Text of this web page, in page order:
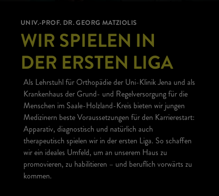
UNIV.-PROF. DR. GEORG MATZIOLIS
WIR SPIELEN IN
DER ERSTEN LIGA
Als Lehrstuhl für Orthopädie der Uni-Klinik Jena und als
Krankenhaus der Grund- und Regelversorgung für die
Menschen im Saale-Holzland-Kreis bieten wir jungen
Medizinern beste Voraussetzungen für den Karrierestart:
Apparativ, diagnostisch und natürlich auch
therapeutisch spielen wir in der ersten Liga. So schaffen
wir ein ideales Umfeld, um an unserem Haus zu
promovieren, zu habilitieren – und beruflich vorwärts zu
kommen.